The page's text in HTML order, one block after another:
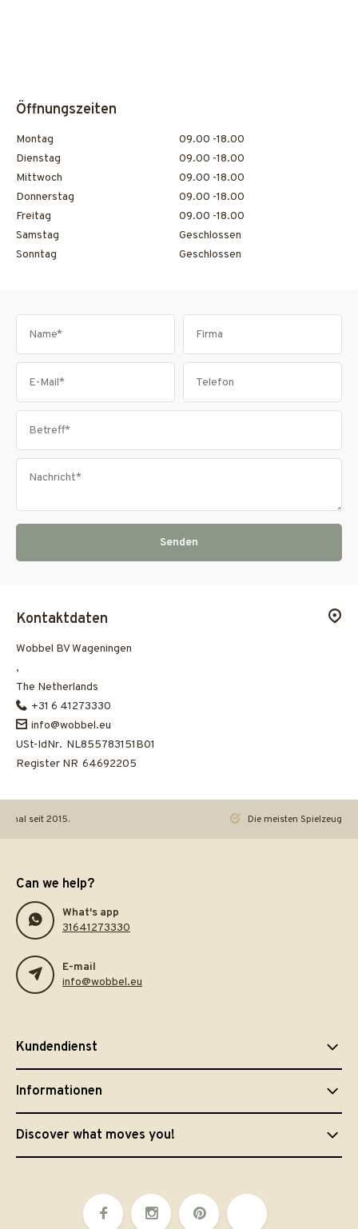
Öffnungszeiten
Montag
09.00 -18.00
Dienstag
09.00 -18.00
Mittwoch
09.00 -18.00
Donnerstag
09.00 -18.00
Freitag
09.00 -18.00
Samstag
Geschlossen
Sonntag
Geschlossen
Senden
Kontaktdaten
Wobbel BV Wageningen
,
The Netherlands
+31 6 41273330
info@wobbel.eu
USt-IdNr. NL855783151B01
Register NR 64692205
seit 2015. Die meisten Spielzeuge
Can we help?
What's app
31641273330
E-mail
info@wobbel.eu
Kundendienst
Informationen
Discover what moves you!